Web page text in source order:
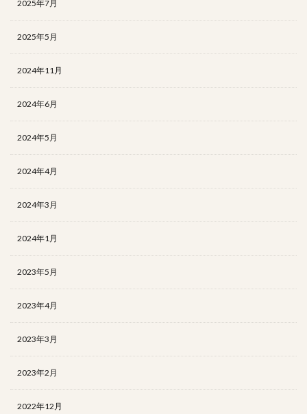
2025年7月
2025年5月
2024年11月
2024年6月
2024年5月
2024年4月
2024年3月
2024年1月
2023年5月
2023年4月
2023年3月
2023年2月
2022年12月